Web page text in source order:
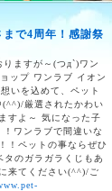
一年で一番お得な
で4周年！感謝祭
ますが～(つд`)ワン
ップ ワンラブ イオン
いを込めて、ペット
(^^)/厳選されたかわい
すよ～ 気になった子
ワンラブで間違いな
！ペットの事ならぜひ
のガラガラくじもあ
来てください(^^)/ご